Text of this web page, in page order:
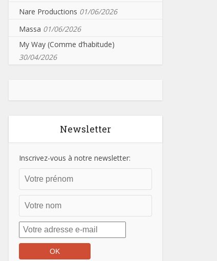
Nare Productions 01/06/2026
Massa 01/06/2026
My Way (Comme d’habitude)
30/04/2026
Newsletter
Inscrivez-vous à notre newsletter: